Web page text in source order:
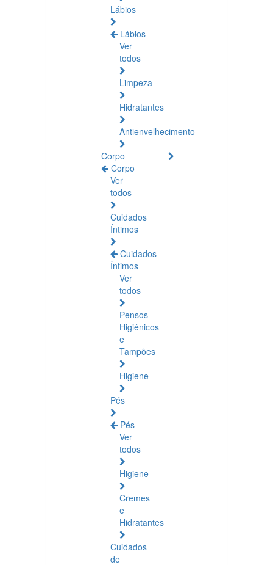
Lábios
Lábios
Ver
todos
Limpeza
Hidratantes
Antienvelhecimento
Corpo
Corpo
Ver
todos
Cuidados
Íntimos
Cuidados
Íntimos
Ver
todos
Pensos
Higiénicos
e
Tampões
Higiene
Pés
Pés
Ver
todos
Higiene
Cremes
e
Hidratantes
Cuidados
de